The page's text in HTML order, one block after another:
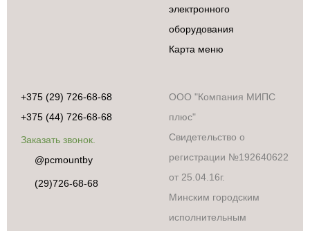
электронного
оборудования
Карта меню
+375 (29) 726-68-68
+375 (44) 726-68-68
Заказать звонок.
@pcmountby
(29)726-68-68
ООО "Компания МИПС
плюс"
Свидетельство о
регистрации №192640622
от 25.04.16г.
Минским городским
исполнительным